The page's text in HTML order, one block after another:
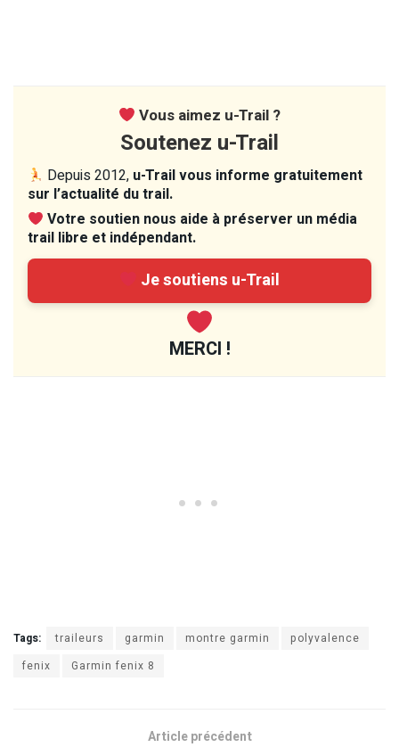
Vous aimez u-Trail ?
Soutenez u-Trail
Depuis 2012, u-Trail vous informe gratuitement
sur l’actualité du trail.
Votre soutien nous aide à préserver un média
trail libre et indépendant.
Je soutiens u-Trail
MERCI !
Tags: traileurs garmin montre garmin
polyvalence
fenix
Garmin fenix 8
Article précédent